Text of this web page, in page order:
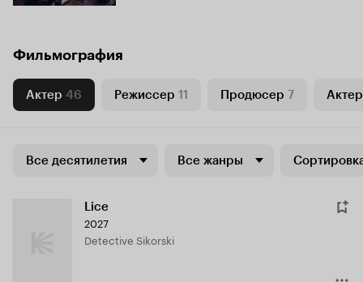
Фильмография
Актер 46 Режиссер 11 Продюсер 7
Все десятилетия Все жанры
Lice
2027
Detective Sikorski